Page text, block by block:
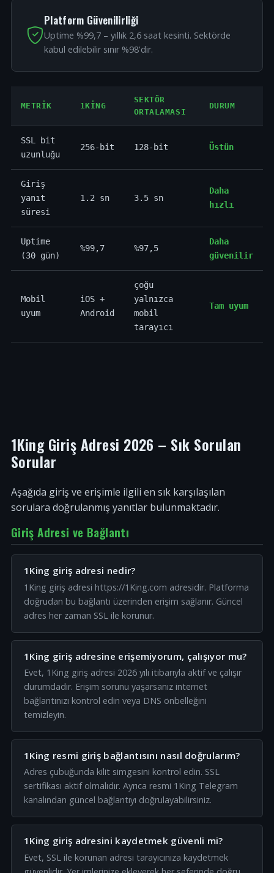
Platform Güvenilirliği
Uptime %99,7 – yıllık 2,6 saat kesinti. Sektörde
kabul edilebilir sınır %98'dir.
METRIK 1KING
SEKTÖR
ORTALAMASI
DURUM
SSL bit
uzunluğu
256-bit 128-bit Üstün
Giriş
yanıt
süresi
1.2 sn 3.5 sn
Daha
hızlı
Uptime
(30 gün)
%99,7 %97,5
Daha
güvenilir
Mobil
uyum
iOS +
Android
çoğu
yalnızca
mobil
tarayıcı
Tam uyum
1King Giriş Adresi 2026 – Sık Sorulan
Sorular
Aşağıda giriş ve erişimle ilgili en sık karşılaşılan
sorulara doğrulanmış yanıtlar bulunmaktadır.
Giriş Adresi ve Bağlantı
1King giriş adresi nedir?
1King giriş adresi https://1King.com adresidir. Platforma
doğrudan bu bağlantı üzerinden erişim sağlanır. Güncel
adres her zaman SSL ile korunur.
1King giriş adresine erişemiyorum, çalışıyor mu?
Evet, 1King giriş adresi 2026 yılı itibarıyla aktif ve çalışır
durumdadır. Erişim sorunu yaşarsanız internet
bağlantınızı kontrol edin veya DNS önbelleğini
temizleyin.
1King resmi giriş bağlantısını nasıl doğrularım?
Adres çubuğunda kilit simgesini kontrol edin. SSL
sertifikası aktif olmalıdır. Ayrıca resmi 1King Telegram
kanalından güncel bağlantıyı doğrulayabilirsiniz.
1King giriş adresini kaydetmek güvenli mi?
Evet, SSL ile korunan adresi tarayıcınıza kaydetmek